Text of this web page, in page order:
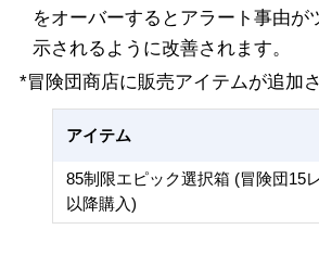
をオーバーするとアラート事由が
示されるように改善されます。
*冒険団商店に販売アイテムが追加さ
アイテム
85制限エピック選択箱 (冒険団15
以降購入)